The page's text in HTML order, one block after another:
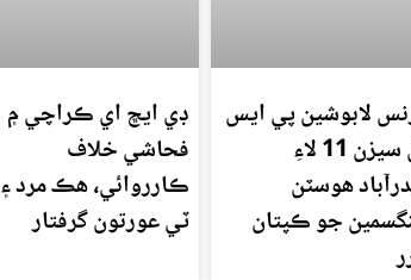
لابوشين پي ايس
ايل سيزن 11 لاءِ
هوسٽن
جو ڪپتان
ڊي ايڇ اي ڪراچي ۾
فحاشي خلاف
ڪارروائي، هڪ مرد ۽
ٽي عورتون گرفتار